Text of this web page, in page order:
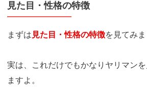
見た目・性格の特徴
まずは 見た目・性格の特徴を見てみま
実は、これだけでもかなりヤリマン
ますよ。